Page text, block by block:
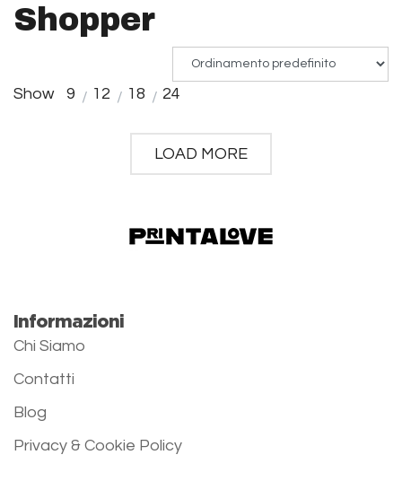
Shopper
Show 9 12 18 24
LOAD MORE
Informazioni
Chi Siamo
Contatti
Blog
Privacy & Cookie Policy